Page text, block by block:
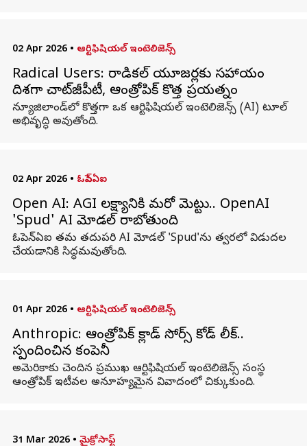
02 Apr 2026 • ఆర్టిఫిషియల్ ఇంటెలిజెన్స్
Radical Users: రాడికల్ యూజర్లకు సహాయం
దిశగా చాట్‌జీపీటీ, ఆంత్రోపిక్ కొత్త ప్రయత్నం
న్యూజిలాండ్‌లో కొత్తగా ఒక ఆర్టిఫిషియల్ ఇంటెలిజెన్స్ (AI) టూల్
అభివృద్ధి అవుతోంది.
02 Apr 2026 • ఓపెన్ఏఐ
Open AI: AGI లక్ష్యానికి మరో మెట్టు.. OpenAI
'Spud' AI మోడల్ రాబోతుంది
ఓపెన్‌ఏఐ తమ తదుపరి AI మోడల్ 'Spud'ను త్వరలో విడుదల
చేయడానికి సిద్ధమవుతోంది.
01 Apr 2026 • ఆర్టిఫిషియల్ ఇంటెలిజెన్స్
Anthropic: ఆంత్రోపిక్ క్లాడ్ సోర్స్‌ కోడ్‌ లీక్‌..
స్పందించిన కంపెనీ
అమెరికాకు చెందిన ప్రముఖ ఆర్టిఫిషియల్ ఇంటెలిజెన్స్ సంస్థ
ఆంత్రోపిక్ ఇటీవల అనూహ్యమైన వివాదంలో చిక్కుకుంది.
31 Mar 2026 • మైక్రోసాఫ్ట్